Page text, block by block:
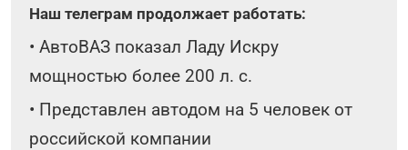
Наш телеграм продолжает работать:
• АвтоВАЗ показал Ладу Искру
мощностью более 200 л. с.
• Представлен автодом на 5 человек от
российской компании